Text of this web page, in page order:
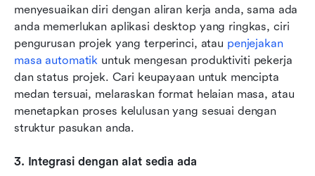
menyesuaikan diri dengan aliran kerja anda, sama ada
anda memerlukan aplikasi desktop yang ringkas, ciri
pengurusan projek yang terperinci, atau penjejakan
masa automatik untuk mengesan produktiviti pekerja
dan status projek. Cari keupayaan untuk mencipta
medan tersuai, melaraskan format helaian masa, atau
menetapkan proses kelulusan yang sesuai dengan
struktur pasukan anda.
3. Integrasi dengan alat sedia ada